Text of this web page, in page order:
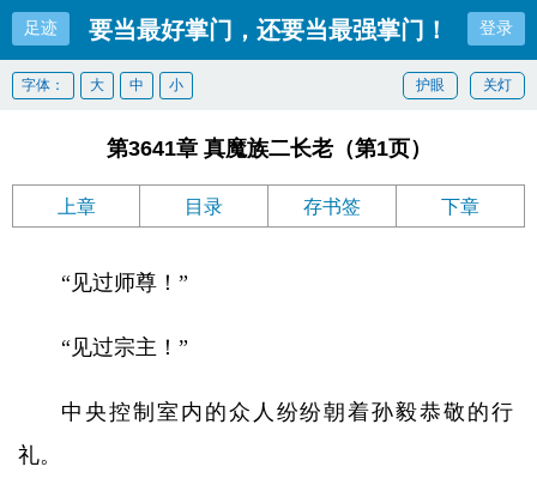
足迹 要当最好掌门，还要当最强掌门！ 登录
关灯
护眼
字体： 大 中 小
第3641章 真魔族二长老（第1页）
上章 目录 存书签 下章
“见过师尊！”
“见过宗主！”
中央控制室内的众人纷纷朝着孙毅恭敬的行
礼。